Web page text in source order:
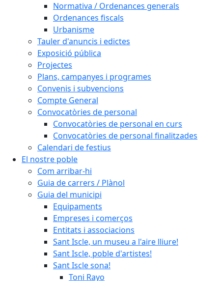
Normativa / Ordenances generals
Ordenances fiscals
Urbanisme
Tauler d'anuncis i edictes
Exposició pública
Projectes
Plans, campanyes i programes
Convenis i subvencions
Compte General
Convocatòries de personal
Convocatòries de personal en curs
Convocatòries de personal finalitzades
Calendari de festius
El nostre poble
Com arribar-hi
Guia de carrers / Plànol
Guia del municipi
Equipaments
Empreses i comerços
Entitats i associacions
Sant Iscle, un museu a l'aire lliure!
Sant Iscle, poble d'artistes!
Sant Iscle sona!
Toni Rayo